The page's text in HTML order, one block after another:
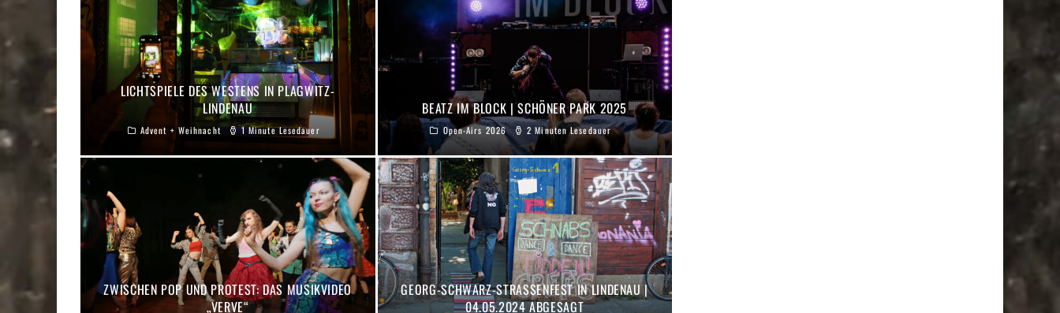
LICHTSPIELE DES WESTENS IN PLAGWITZ-
LINDENAU
Advent + Weihnacht 1 Minute Lesedauer
BEATZ IM BLOCK | SCHÖNER PARK 2025
Open-Airs 2026 2 Minuten Lesedauer
ZWISCHEN POP UND PROTEST: DAS MUSIKVIDEO
„VERVE“
GEORG-SCHWARZ-STRASSENFEST IN LINDENAU | 0
4.05.2024 ABGESAGT